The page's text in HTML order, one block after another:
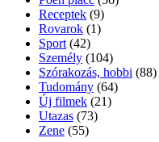
Receptek (9)
Rovarok (1)
Sport (42)
Személy (104)
Szórakozás, hobbi (88)
Tudomány (64)
Új filmek (21)
Utazas (73)
Zene (55)